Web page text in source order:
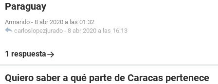
Paraguay
Armando - 8 abr 2020 a las 01:32
carloslopezjurado - 8 abr 2020 a las 16:13
1 respuesta
Quiero saber a qué parte de Caracas pertenece